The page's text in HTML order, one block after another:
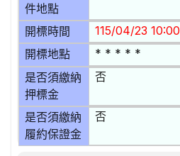
件地點
開標時間 115/04/23 10:00
開標地點 * * * * *
是否須繳納
押標金
否
是否須繳納
履約保證金
否